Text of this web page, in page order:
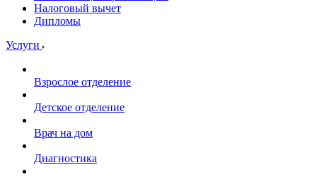
Налоговый вычет
Дипломы
Услуги
Взрослое отделение
Детское отделение
Врач на дом
Диагностика